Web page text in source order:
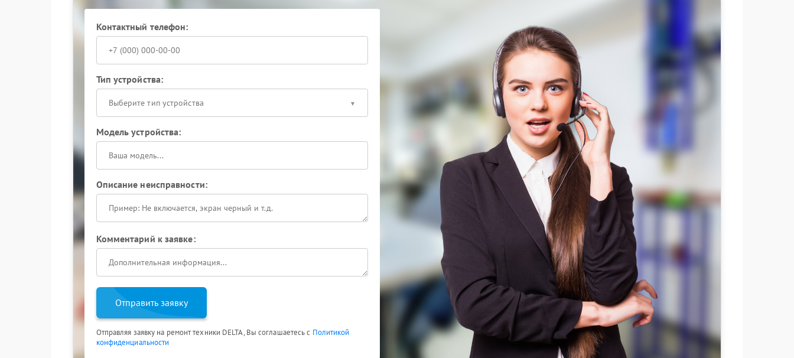
Контактный телефон:
Тип устройства:
Выберите тип устройства
Модель устройства:
Описание неисправности:
Комментарий к заявке:
Отправить заявку
Отправляя заявку на ремонт техники DELTA, Вы соглашаетесь с Политикой
конфиденциальности